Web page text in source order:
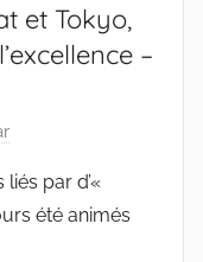
et Tokyo,
–
par d’«
été animés